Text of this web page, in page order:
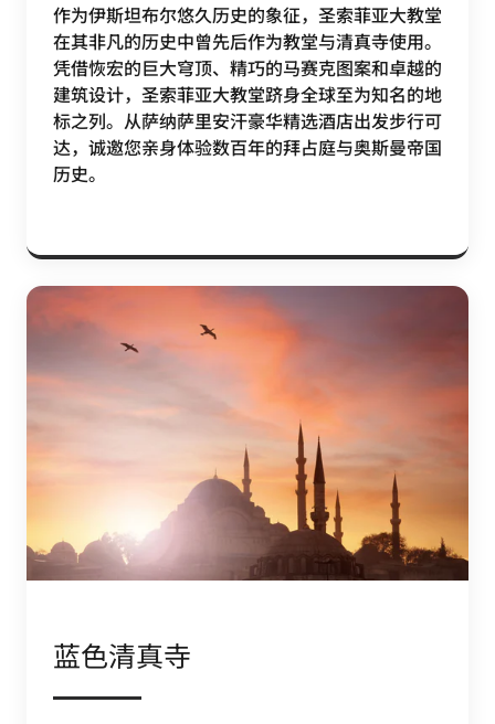
作为伊斯坦布尔悠久历史的象征，圣索菲亚大教堂
在其非凡的历史中曾先后作为教堂与清真寺使用。
凭借恢宏的巨大穹顶、精巧的马赛克图案和卓越的
建筑设计，圣索菲亚大教堂跻身全球至为知名的地
标之列。从萨纳萨里安汗豪华精选酒店出发步行可
达，诚邀您亲身体验数百年的拜占庭与奥斯曼帝国
历史。
蓝色清真寺